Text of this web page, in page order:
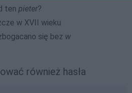
ten pieter?
w XVII wieku
się bez w
również hasła